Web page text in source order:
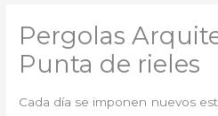
Pergolas
Punta de rieles
Cada día se imponen nuevos